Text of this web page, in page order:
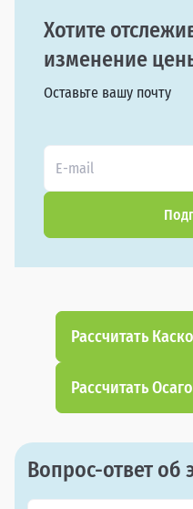
Хотите
изменение
Оставьте вашу почту
Рассчитать
Рассчитать
Вопрос-ответ об